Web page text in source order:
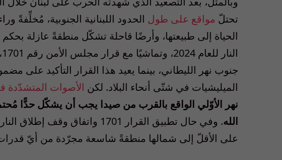
تحتلّ مواقع على طول الحدود اللبنانية الجنوبية، مُخلِّفةً
الحياة إلى طبيعتها، وأرضًا قاحلة تشكّل منطقةً عازلة
الميليشيات في شتّى أنحاء البلاد. لكن الأصوات المتشدّدة
نهر الأوّلي الواقع بالقرب من صيدا يجب أن يشكّل حدًّا
الله
على الأقلّ إلى شمالها منطقةً شاسعة مجرّدة من أيّ